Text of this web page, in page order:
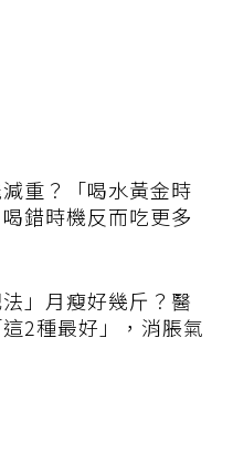
重？「喝水黃金時
錯時機反而吃更多
法」月瘦好幾斤？醫
2種最好」，消脹氣